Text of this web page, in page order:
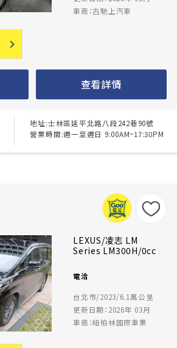
車商：古馳上汽車
查看詳情
地址:士林區延平北路八段242巷90號
營業時間:週一至週日 9:00AM~17:30PM
LEXUS/凌志 LM
Series LM300H/0cc
電洽
台北市/2023/6.1萬公里
更新日期：2026年 03月
車商：紐柏林國際車業